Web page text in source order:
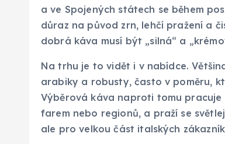
a ve Spojených státech se během
důraz na původ zrn, lehčí pražení a
dobrá káva musí být „silná“ a
Na trhu je to vidět i v nabídce.
arabiky a robusty, často v poměru,
Výběrová káva naproti tomu
farem nebo regionů, a praží se
ale pro velkou část italských